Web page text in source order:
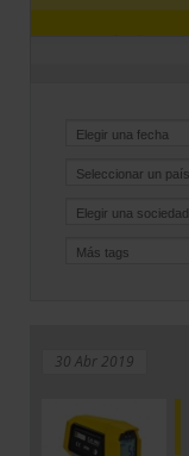
30 Abr 2019